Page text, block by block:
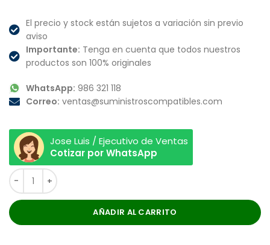
El precio y stock están sujetos a variación sin previo
aviso
Importante: Tenga en cuenta que todos nuestros
productos son 100% originales
WhatsApp: 986 321 118
Correo: ventas@suministroscompatibles.com
Jose Luis / Ejecutivo de Ventas
Cotizar por WhatsApp
AÑADIR AL CARRITO